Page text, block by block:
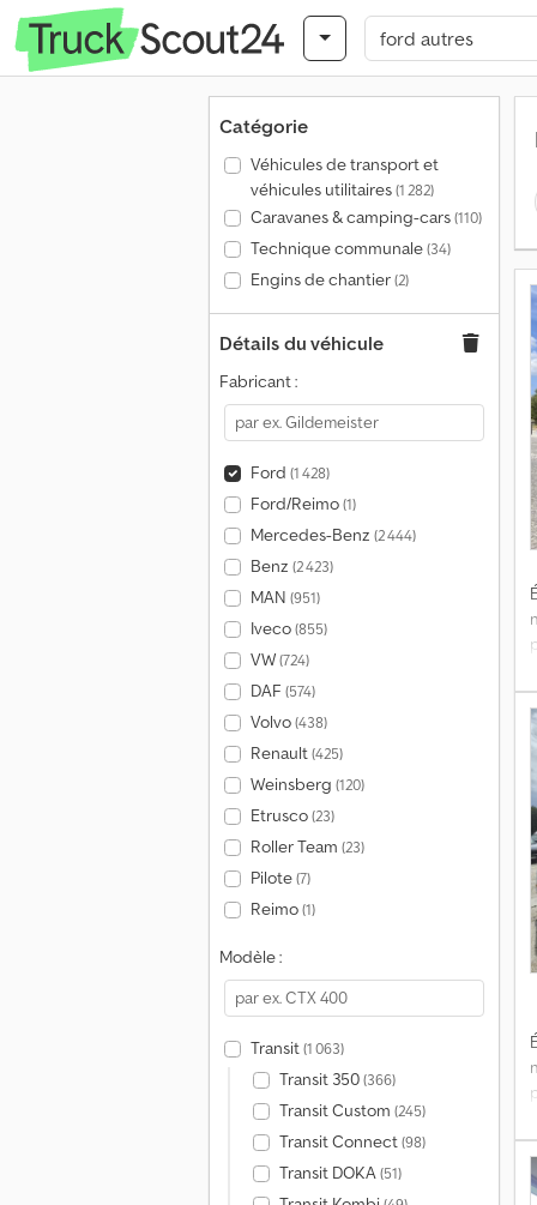
Catégorie
Véhicules de transport et
véhicules utilitaires(1 282)
Caravanes & camping-cars(110)
Technique communale(34)
Engins de chantier(2)
Détails du véhicule
Fabricant :
Ford (1 428)
Ford/Reimo(1)
Mercedes-Benz (2 444)
Benz (2 423)
MAN (951)
Iveco(855)
VW(724)
DAF (574)
Volvo(438)
Renault(425)
Weinsberg (120)
Etrusco(23)
Roller Team (23)
Pilote(7)
Reimo(1)
Modèle :
Transit(1 063)
Transit 350(366)
Transit Custom (245)
Transit Connect(98)
Transit DOKA(51)